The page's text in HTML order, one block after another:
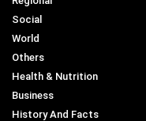
Social
World
Others
Health & Nutrition
Business
History And Facts